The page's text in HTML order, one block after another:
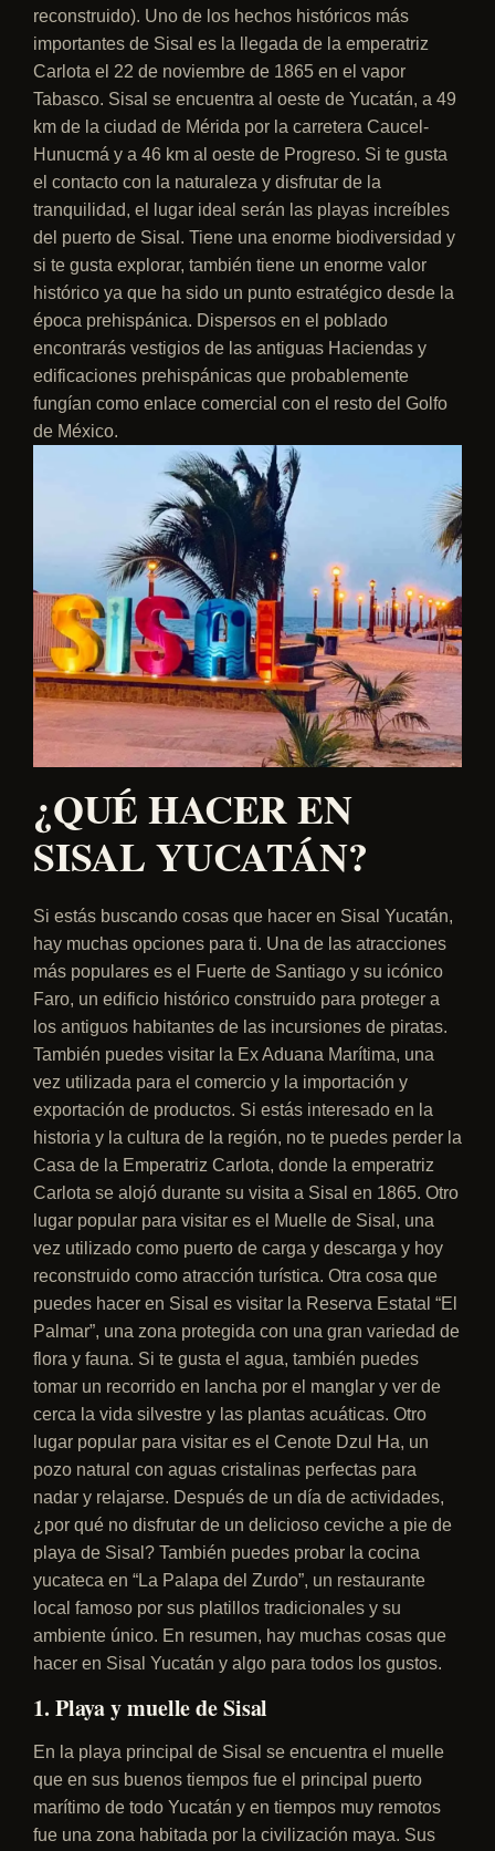
reconstruido). Uno de los hechos históricos más
importantes de Sisal es la llegada de la emperatriz
Carlota el 22 de noviembre de 1865 en el vapor
Tabasco. Sisal se encuentra al oeste de Yucatán, a 49
km de la ciudad de Mérida por la carretera Caucel-
Hunucmá y a 46 km al oeste de Progreso. Si te gusta
el contacto con la naturaleza y disfrutar de la
tranquilidad, el lugar ideal serán las playas increíbles
del puerto de Sisal. Tiene una enorme biodiversidad y
si te gusta explorar, también tiene un enorme valor
histórico ya que ha sido un punto estratégico desde la
época prehispánica. Dispersos en el poblado
encontrarás vestigios de las antiguas Haciendas y
edificaciones prehispánicas que probablemente
fungían como enlace comercial con el resto del Golfo
de México.
¿QUÉ HACER EN
SISAL YUCATÁN?
Si estás buscando cosas que hacer en Sisal Yucatán,
hay muchas opciones para ti. Una de las atracciones
más populares es el Fuerte de Santiago y su icónico
Faro, un edificio histórico construido para proteger a
los antiguos habitantes de las incursiones de piratas.
También puedes visitar la Ex Aduana Marítima, una
vez utilizada para el comercio y la importación y
exportación de productos. Si estás interesado en la
historia y la cultura de la región, no te puedes perder la
Casa de la Emperatriz Carlota, donde la emperatriz
Carlota se alojó durante su visita a Sisal en 1865. Otro
lugar popular para visitar es el Muelle de Sisal, una
vez utilizado como puerto de carga y descarga y hoy
reconstruido como atracción turística. Otra cosa que
puedes hacer en Sisal es visitar la Reserva Estatal “El
Palmar”, una zona protegida con una gran variedad de
flora y fauna. Si te gusta el agua, también puedes
tomar un recorrido en lancha por el manglar y ver de
cerca la vida silvestre y las plantas acuáticas. Otro
lugar popular para visitar es el Cenote Dzul Ha, un
pozo natural con aguas cristalinas perfectas para
nadar y relajarse. Después de un día de actividades,
¿por qué no disfrutar de un delicioso ceviche a pie de
playa de Sisal? También puedes probar la cocina
yucateca en “La Palapa del Zurdo”, un restaurante
local famoso por sus platillos tradicionales y su
ambiente único. En resumen, hay muchas cosas que
hacer en Sisal Yucatán y algo para todos los gustos.
1. Playa y muelle de Sisal
En la playa principal de Sisal se encuentra el muelle
que en sus buenos tiempos fue el principal puerto
marítimo de todo Yucatán y en tiempos muy remotos
fue una zona habitada por la civilización maya. Sus